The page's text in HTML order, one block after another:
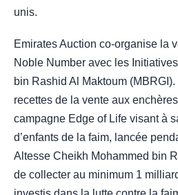
unis.
Emirates Auction co-organise la
Noble Number avec les
bin Rashid Al Maktoum
recettes de la vente aux
campagne Edge of Life visant à
d’enfants de la faim, lancée
Altesse Cheikh Mohammed bin
de collecter au minimum 1